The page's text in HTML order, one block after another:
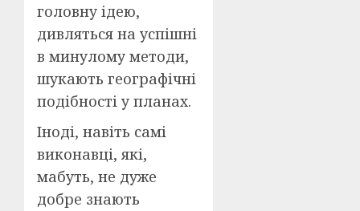
головну ідею,
дивляться на успішні
в минулому методи,
шукають географічні
подібності у планах.
Іноді, навіть самі
виконавці, які,
мабуть, не дуже
добре знають